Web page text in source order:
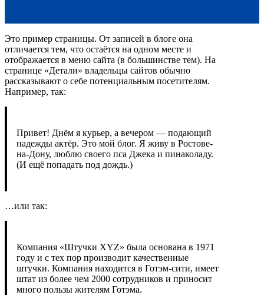
Это пример страницы. От записей в блоге она
отличается тем, что остаётся на одном месте и
отображается в меню сайта (в большинстве тем). На
странице «Детали» владельцы сайтов обычно
рассказывают о себе потенциальным посетителям.
Например, так:
Привет! Днём я курьер, а вечером — подающий
надежды актёр. Это мой блог. Я живу в Ростове-
на-Дону, люблю своего пса Джека и пинаколаду.
(И ещё попадать под дождь.)
…или так:
Компания «Штучки XYZ» была основана в 1971
году и с тех пор производит качественные
штучки. Компания находится в Готэм-сити, имеет
штат из более чем 2000 сотрудников и приносит
много пользы жителям Готэма.